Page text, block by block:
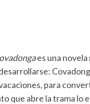
es una
para
que abre la trama lo